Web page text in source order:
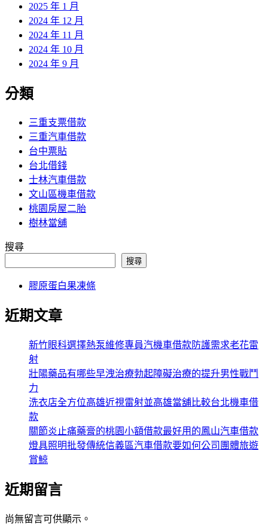
2025 年 1 月
2024 年 12 月
2024 年 11 月
2024 年 10 月
2024 年 9 月
分類
三重支票借款
三重汽車借款
台中票貼
台北借錢
士林汽車借款
文山區機車借款
桃園房屋二胎
樹林當舖
搜尋
搜尋
膠原蛋白果凍條
近期文章
新竹眼科選擇熱泵維修專員汽機車借款防護需求老花雷
射
壯陽藥品有哪些早洩治療勃起障礙治療的提升男性戰鬥
力
洗衣店全方位高雄近視雷射並高雄當舖比較台北機車借
款
關節炎止痛藥膏的桃園小額借款最好用的鳳山汽車借款
燈具照明批發傳統信義區汽車借款要如何公司團體旅遊
賞鯨
近期留言
尚無留言可供顯示。